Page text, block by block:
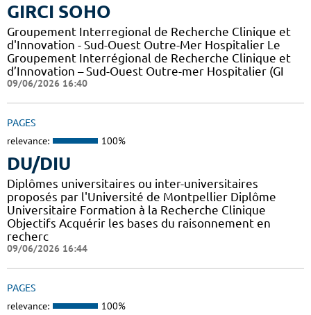
GIRCI SOHO
Groupement Interregional de Recherche Clinique et
d'Innovation - Sud-Ouest Outre-Mer Hospitalier Le
Groupement Interrégional de Recherche Clinique et
d’Innovation – Sud-Ouest Outre-mer Hospitalier (GI
09/06/2026 16:40
PAGES
relevance: 100%
DU/DIU
Diplômes universitaires ou inter-universitaires
proposés par l'Université de Montpellier Diplôme
Universitaire Formation à la Recherche Clinique
Objectifs Acquérir les bases du raisonnement en
recherc
09/06/2026 16:44
PAGES
relevance: 100%